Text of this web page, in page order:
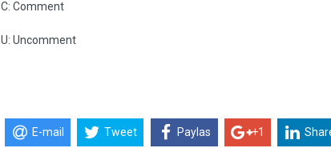
C: Comment
U: Uncomment
E-mail Tweet Paylas +1